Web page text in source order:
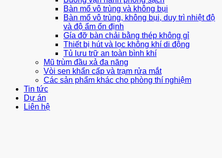
Bàn mổ vô trùng và không bụi
Bàn mổ vô trùng, không bụi, duy trì nhiệt độ
và độ ẩm ổn định
Gía đỡ bàn chải bằng thép không gỉ
Thiết bị hút và lọc không khí di động
Tủ lưu trữ an toàn bình khí
Mũ trùm đầu xả đa năng
Vòi sen khẩn cấp và trạm rửa mắt
Các sản phẩm khác cho phòng thí nghiệm
Tin tức
Dự án
Liên hệ